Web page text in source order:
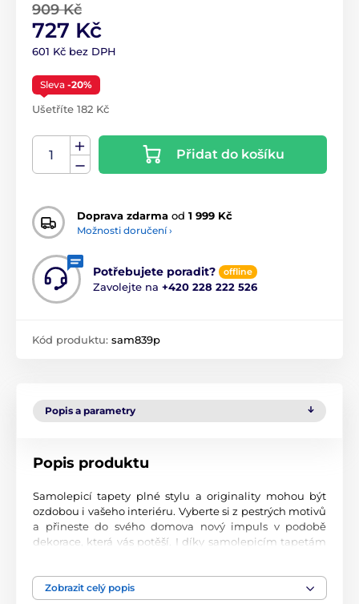
909 Kč
727 Kč
601 Kč bez DPH
Sleva -20%
Ušetříte 182 Kč
Přidat do košíku
Doprava zdarma od 1 999 Kč
Možnosti doručení ›
Potřebujete poradit? offline
Zavolejte na +420 228 222 526
Kód produktu: sam839p
Popis a parametry
Popis produktu
Samolepicí tapety plné stylu a originality mohou být
ozdobou i vašeho interiéru. Vyberte si z pestrých motivů
a přineste do svého domova nový impuls v podobě
dekorace, která vás potěší. I díky samolepicím tapetám
Perfektní tiskové zpracování
Zobrazit celý popis